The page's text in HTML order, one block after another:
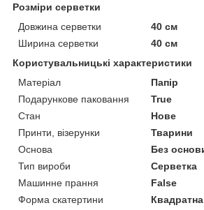
Розміри серветки
Довжина серветки
40 см
Ширина серветки
40 см
Користувальницькі характеристики
Матеріал
Папір
Подарункове паковання
True
Стан
Нове
Принти, візерунки
Тварини
Основа
Без
Тип вироби
Серветка
Машинне прання
False
Форма скатертини
Квадратна